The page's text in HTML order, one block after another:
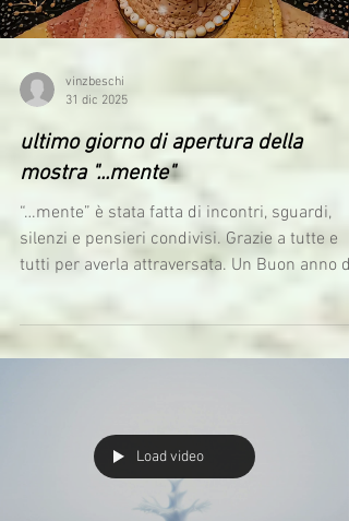
vinzbeschi
31 dic 2025
ultimo giorno di apertura della
mostra "...mente"
“…mente” è stata fatta di incontri, sguardi,
silenzi e pensieri condivisi. Grazie a tutte e
tutti per averla attraversata. Un Buon anno da
attraversare lenta..mente consapevol...mente
ma anche un poco inconsapevol...mente. Ps.
suggestioni visive ispirate da un lavoro di
Load video